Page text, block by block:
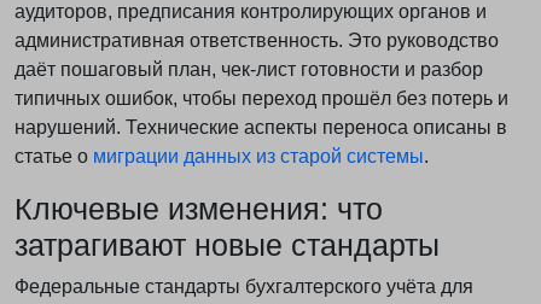
аудиторов, предписания контролирующих органов и
административная ответственность. Это руководство
даёт пошаговый план, чек-лист готовности и разбор
типичных ошибок, чтобы переход прошёл без потерь и
нарушений. Технические аспекты переноса описаны в
статье о миграции данных из старой системы.
Ключевые изменения: что
затрагивают новые стандарты
Федеральные стандарты бухгалтерского учёта для